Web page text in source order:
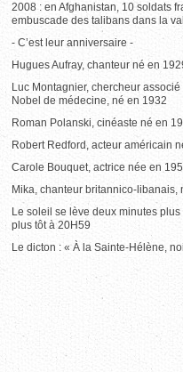
2008 : en Afghanistan, 10 soldats
embuscade des talibans dans la
- C’est leur anniversaire -
Hugues Aufray, chanteur né en
Luc Montagnier, chercheur
Nobel de médecine, né en 1932
Roman Polanski, cinéaste né en
Robert Redford, acteur américain
Carole Bouquet, actrice née en
Mika, chanteur britannico-libanais,
Le soleil se lève deux minutes
plus tôt à 20H59
Le dicton : « À la Sainte-Hélène,